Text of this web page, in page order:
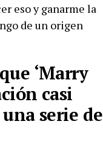
eso y ganarme la
de un origen
‘Marry
casi
serie de